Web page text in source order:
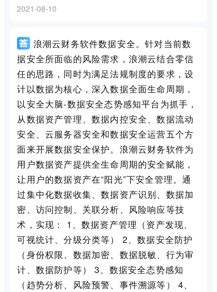
2021-08-10
浪潮云财务软件数据安全。针对当前数
据安全所面临的风险需求，浪潮云结合零信
任的思路，同时为满足法规制度的要求，设
计以数据为核心，深入数据全面生命周期，
以安全大脑-数据安全态势感知平台为抓手，
从数据资产管理、数据内控安全、数据流动
安全、云服务器安全和数据安全运营五个方
面来开展数据安全保护。浪潮云财务软件为
用户数据资产提供全生命周期的安全赋能，
让用户的数据资产在“阳光”下安全管理。通
过集中化数据收集、数据资产识别、数据加
密、访问控制、关联分析、风险响应等技
术，实现： 1、数据资产管理（资产发现、
可视统计、分级分类等） 2、数据安全防护
（身份权限、数据加密、数据脱敏、行为审
计、数据防护等） 3、数据安全态势感知
（趋势分析、风险预警、事件溯源等） 4、